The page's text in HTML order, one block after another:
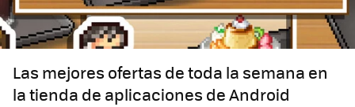
Las mejores ofertas de toda la semana en
la tienda de aplicaciones de Android